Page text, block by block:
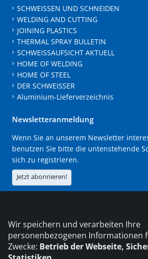
SCHWEISSEN UND SCHNEIDEN
WELDING AND CUTTING
JOINING PLASTICS
THERMAL SPRAY BULLETIN
SCHWEISSAUFSICHT AKTUELL
HOME OF WELDING
HOME OF STEEL
DER SCHWEISSER
Aluminium-Lieferverzeichnis
Newsletteranmeldung
Wenn Sie an unserem Newsletter
benutzen Sie bitte die untenstehende
sich zu registrieren.
Jetzt abonnieren!
Die DVS Media GmbH ist ein
Wir speichern und verarbeiten Ihre
personenbezogenen Informationen
Zwecke: Betrieb der Webseite,